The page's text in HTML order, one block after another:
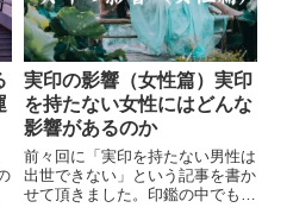
実印の影響（女性篇）実印
を持たない女性にはどんな
影響があるのか
前々回に「実印を持たない男性は
出世できない」という記事を書か
せて頂きました。印鑑の中でも実